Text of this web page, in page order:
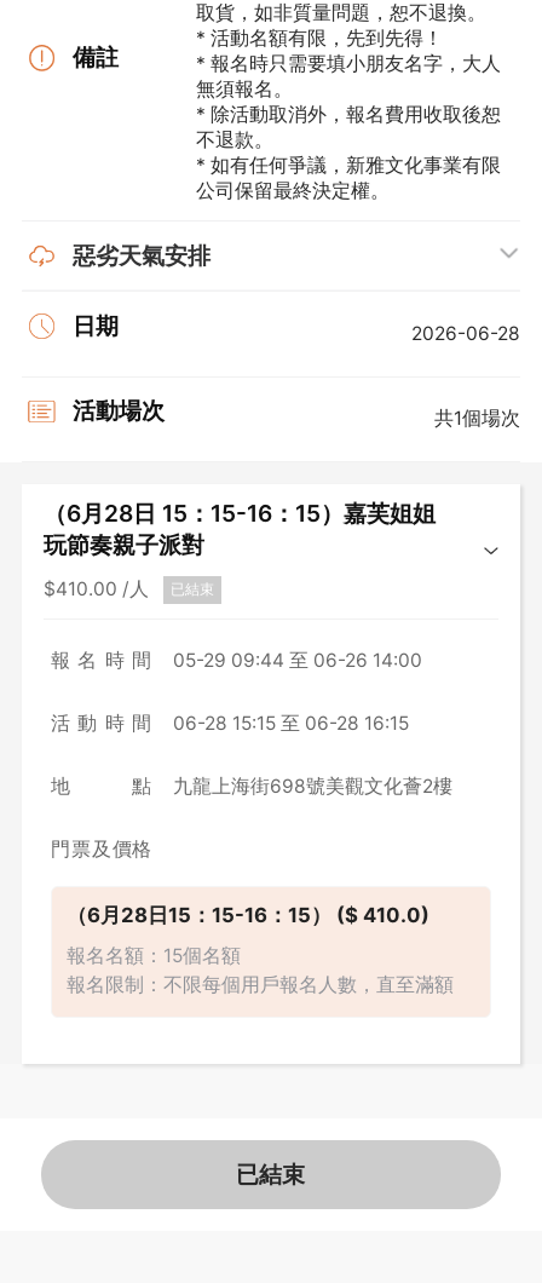
備註
取貨，如非質量問題，恕不退換。
* 活動名額有限，先到先得！
* 報名時只需要填小朋友名字，大人
無須報名。
* 除活動取消外，報名費用收取後恕
不退款。
* 如有任何爭議，新雅文化事業有限
公司保留最終決定權。
惡劣天氣安排
日期 2026-06-28
活動場次 共1個場次
（6月28日 15：15-16：15）嘉芙姐姐
玩節奏親子派對
$410.00 /人 已結束
報名時間 05-29 09:44 至 06-26 14:00
活動時間 06-28 15:15 至 06-28 16:15
地點 九龍上海街698號美觀文化薈2樓
門票及價格
（6月28日15：15-16：15） ($ 410.0)
報名名額：15個名額
報名限制：不限每個用戶報名人數，直至滿額
已結束